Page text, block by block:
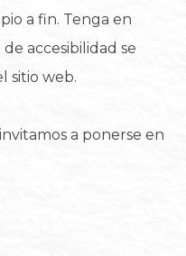
a fin. Tenga en
accesibilidad se
sitio web.
a ponerse en